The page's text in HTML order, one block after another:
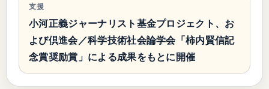
支援
小河正義ジャーナリスト基金プロジェクト、お
よび倶進会／科学技術社会論学会「柿内賢信記
念賞奨励賞」による成果をもとに開催